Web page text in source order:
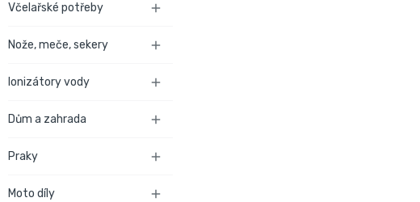
Včelařské potřeby 
Nože, meče, sekery 
Ionizátory vody 
Dům a zahrada 
Praky 
Moto díly 